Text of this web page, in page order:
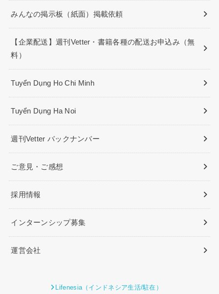
みんなの掲示板（紙面）掲載依頼
【企業配送】週刊Vetter・書籍各種の配送お申込み（無
料）
Tuyển Dụng Ho Chi Minh
Tuyển Dụng Ha Noi
週刊Vetter バックナンバー
ご意見・ご感想
採用情報
インターンシップ募集
運営会社
Lifenesia（インドネシア生活/駐在）